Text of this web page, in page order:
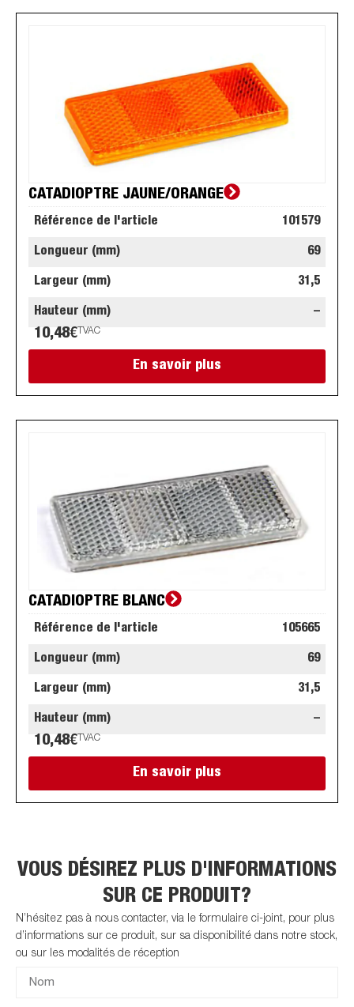
CATADIOPTRE JAUNE/ORANGE
Référence de l'article 101579
Longueur (mm) 69
Largeur (mm) 31,5
Hauteur (mm) –
10,48€ TVAC
En savoir plus
CATADIOPTRE BLANC
Référence de l'article 105665
Longueur (mm) 69
Largeur (mm) 31,5
Hauteur (mm) –
10,48€ TVAC
En savoir plus
VOUS DÉSIREZ PLUS D'INFORMATIONS
SUR CE PRODUIT?
N’hésitez pas à nous contacter, via le formulaire ci-joint, pour plus
d’informations sur ce produit, sur sa disponibilité dans notre stock,
ou sur les modalités de réception